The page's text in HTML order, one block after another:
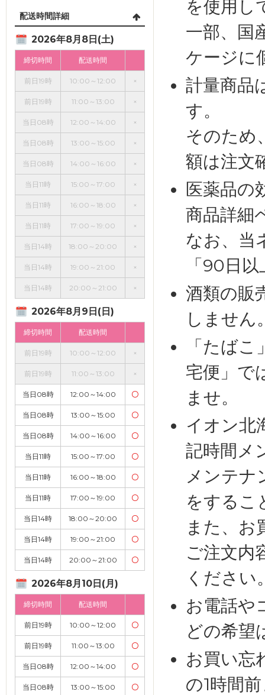
配送時間詳細
2026年8月8日(土)
締切時間 配送時間
前日19時 10:00～12:00 ×
前日19時 11:00～13:00 ×
当日08時 12:00～14:00 ×
当日08時 13:00～15:00 ×
当日08時 14:00～16:00 ×
当日11時 15:00～17:00 ×
当日11時 16:00～18:00 ×
当日11時 17:00～19:00 ×
当日14時 18:00～20:00 ×
当日14時 19:00～21:00 ×
当日14時 20:00～21:00 ×
2026年8月9日(日)
締切時間 配送時間
前日19時 10:00～12:00 ×
前日19時 11:00～13:00 ×
当日08時 12:00～14:00 〇
当日08時 13:00～15:00 〇
当日08時 14:00～16:00 〇
当日11時 15:00～17:00 〇
当日11時 16:00～18:00 〇
当日11時 17:00～19:00 〇
当日14時 18:00～20:00 〇
当日14時 19:00～21:00 〇
当日14時 20:00～21:00 〇
2026年8月10日(月)
締切時間 配送時間
前日19時 10:00～12:00 〇
前日19時 11:00～13:00 〇
当日08時 12:00～14:00 〇
当日08時 13:00～15:00 〇
を使用し
一部、国
ケージに
計量商品
す。
そのため
額は注文
医薬品の
商品詳細
なお、当
「90日
酒類の販
しません
「たば
宅便」で
ませ。
イオン北
記時間メ
メンテナ
をするこ
また、お
ご注文内
ください
お電話や
どの希望
お買い忘
の1時間